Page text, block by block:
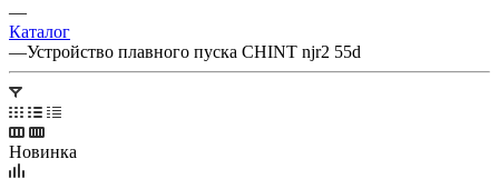
—
Каталог
—Устройство плавного пуска CHINT njr2 55d
Новинка